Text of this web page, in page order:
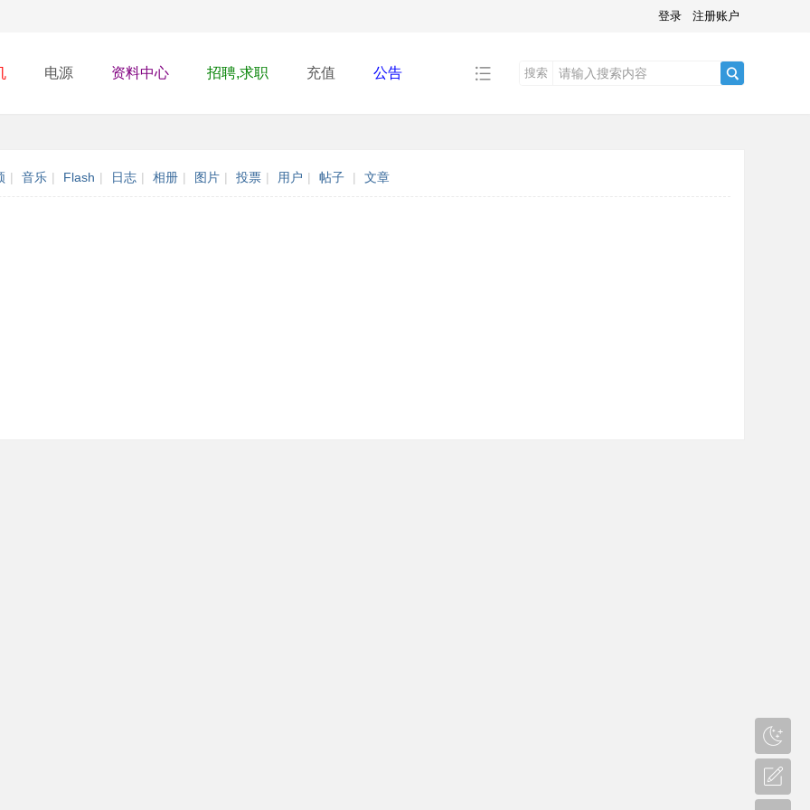
登录 注册账户
电源 资料中心 招聘,求职 充值 公告 搜索
| 音乐 | Flash | 日志 | 相册 | 图片 | 投票 | 用户 | 帖子 | 文章